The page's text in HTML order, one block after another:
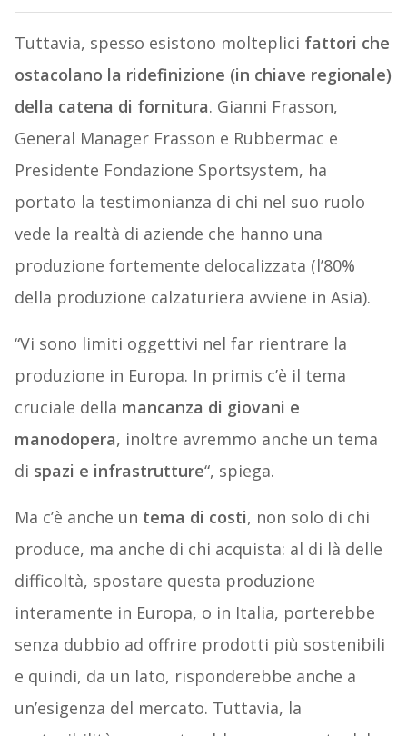
Tuttavia, spesso esistono molteplici fattori che
ostacolano la ridefinizione (in chiave regionale)
della catena di fornitura. Gianni Frasson,
General Manager Frasson e Rubbermac e
Presidente Fondazione Sportsystem, ha
portato la testimonianza di chi nel suo ruolo
vede la realtà di aziende che hanno una
produzione fortemente delocalizzata (l’80%
della produzione calzaturiera avviene in Asia).
“Vi sono limiti oggettivi nel far rientrare la
produzione in Europa. In primis c’è il tema
cruciale della mancanza di giovani e
manodopera, inoltre avremmo anche un tema
di spazi e infrastrutture“, spiega.
Ma c’è anche un tema di costi, non solo di chi
produce, ma anche di chi acquista: al di là delle
difficoltà, spostare questa produzione
interamente in Europa, o in Italia, porterebbe
senza dubbio ad offrire prodotti più sostenibili
e quindi, da un lato, risponderebbe anche a
un’esigenza del mercato. Tuttavia, la